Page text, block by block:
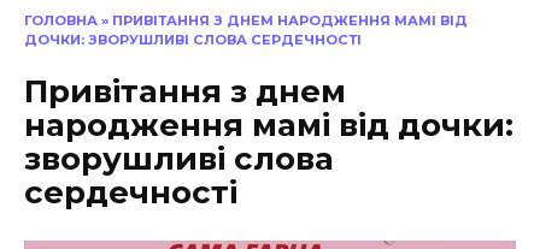
ГОЛОВНА » ПРИВІТАННЯ З ДНЕМ НАРОДЖЕННЯ МАМІ ВІД
ДОЧКИ: ЗВОРУШЛИВІ СЛОВА СЕРДЕЧНОСТІ
Привітання з днем
народження мамі від дочки:
зворушливі слова
сердечності